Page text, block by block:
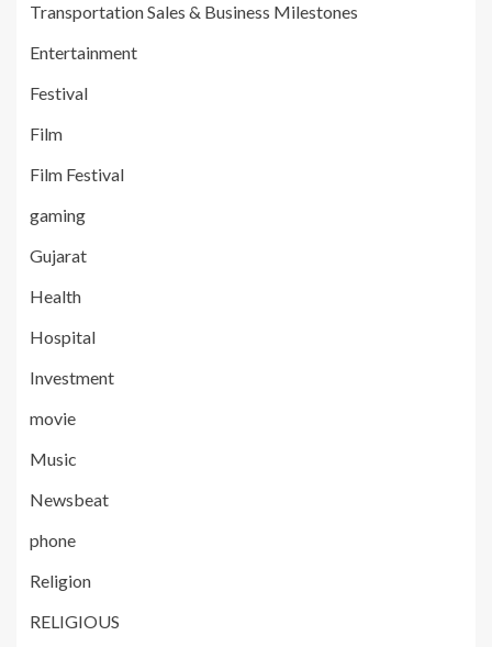
Transportation Sales & Business Milestones
Entertainment
Festival
Film
Film Festival
gaming
Gujarat
Health
Hospital
Investment
movie
Music
Newsbeat
phone
Religion
RELIGIOUS